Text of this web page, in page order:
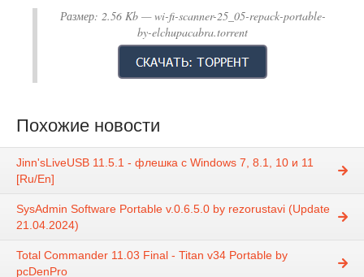
Размер: 2.56 Kb— wi-fi-scanner-25_05-repack-portable-
by-elchupacabra.torrent
Похожие новости
Jinn'sLiveUSB 11.5.1 - флешка с Windows 7, 8.1, 10 и 11
[Ru/En]
SysAdmin Software Portable v.0.6.5.0 by rezorustavi (Update
21.04.2024)
Total Commander 11.03 Final - Titan v34 Portable by
pcDenPro